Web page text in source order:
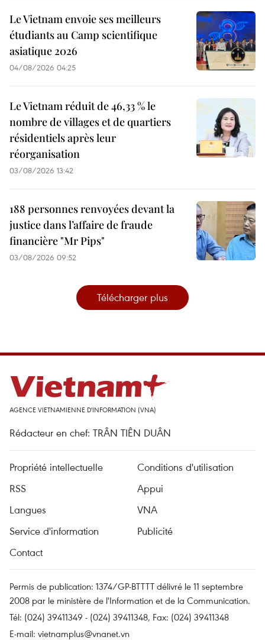
Le Vietnam envoie ses meilleurs
étudiants au Camp scientifique
asiatique 2026
04/08/2026 04:25
Le Vietnam réduit de 46,33 % le
nombre de villages et de quartiers
résidentiels après leur
réorganisation
03/08/2026 13:42
188 personnes renvoyées devant la
justice dans l’affaire de fraude
financière "Mr Pips"
03/08/2026 09:52
Télécharger plus
AGENCE VIETNAMIENNE D'INFORMATION (VNA)
Rédacteur en chef: TRÂN TIÊN DUÂN
Propriété intellectuelle
Conditions d'utilisation
RSS
Appui
Langues
VNA
Service d'information
Publicité
Contact
Permis de publication: 1374/GP-BTTTT délivré le 11 septembre
2008 par le ministère de l'Information et de la Communication.
Tél: (024) 39411349 - (024) 39411348, Fax: (024) 39411348
E-mail: vietnamplus@vnanet.vn